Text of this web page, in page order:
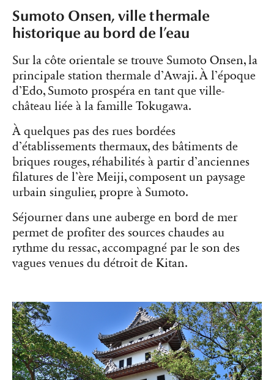
Sumoto Onsen, ville thermale
historique au bord de l’eau
Sur la côte orientale se trouve Sumoto Onsen, la
principale station thermale d’Awaji. À l’époque
d’Edo, Sumoto prospéra en tant que ville-
château liée à la famille Tokugawa.
À quelques pas des rues bordées
d’établissements thermaux, des bâtiments de
briques rouges, réhabilités à partir d’anciennes
filatures de l’ère Meiji, composent un paysage
urbain singulier, propre à Sumoto.
Séjourner dans une auberge en bord de mer
permet de profiter des sources chaudes au
rythme du ressac, accompagné par le son des
vagues venues du détroit de Kitan.